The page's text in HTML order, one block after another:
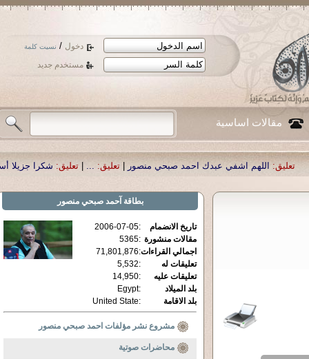
دخول / نسيت كلمة
مستخدم جديد
مقالات اساسية
اشفي عبدك احمد صبحي منصور تعليق: ...
|تعليق: شكرا جزيلا أستاذ حمد
بطاقة آحمد صبحي منصور
تاريخ الانضمام :
2006-07-05
مقالات منشورة :
5365
اجمالي القراءات:
71,801,876
تعليقات له
:
5,532
تعليقات عليه
:
14,950
بلد الميلاد
:
Egypt
بلد الاقامة
:
United State
مشروع نشر مؤلفات احمد صبحي منصور
محاضرات صوتية